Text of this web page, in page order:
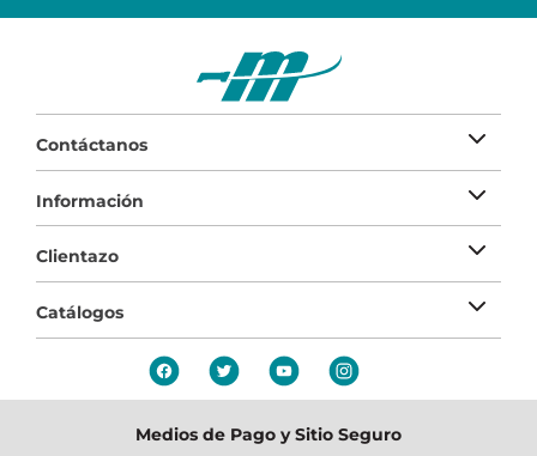
Contáctanos
Información
Clientazo
Catálogos
Medios de Pago y Sitio Seguro